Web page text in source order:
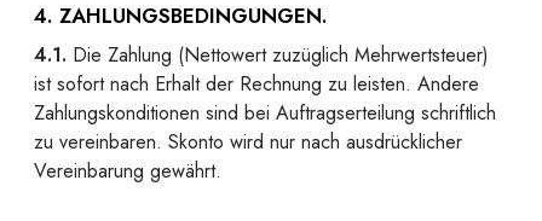
4. ZAHLUNGSBEDINGUNGEN.
4.1. Die Zahlung (Nettowert zuzüglich Mehrwertsteuer)
ist sofort nach Erhalt der Rechnung zu leisten. Andere
Zahlungskonditionen sind bei Auftragserteilung schriftlich
zu vereinbaren. Skonto wird nur nach ausdrücklicher
Vereinbarung gewährt.